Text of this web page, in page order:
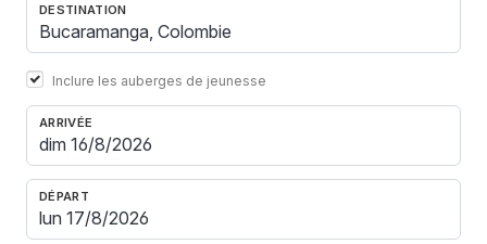
DESTINATION
Inclure les auberges de jeunesse
ARRIVÉE
DÉPART